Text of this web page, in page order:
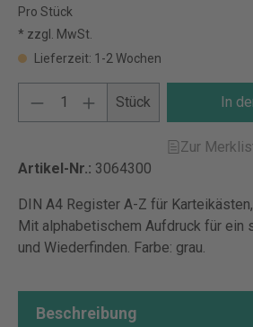
Pro Stück
* zzgl. MwSt.
Lieferzeit: 1-2 Wochen
Stück In
Zur
Artikel-Nr.: 3064300
DIN A4 Register A-Z für
Mit alphabetischem Aufdruck für ein
und Wiederfinden. Farbe: grau.
Beschreibung